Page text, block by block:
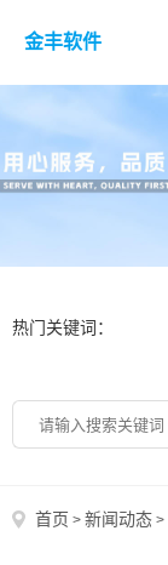
金丰软件
热门关键词：
首页 > 新闻动态 >